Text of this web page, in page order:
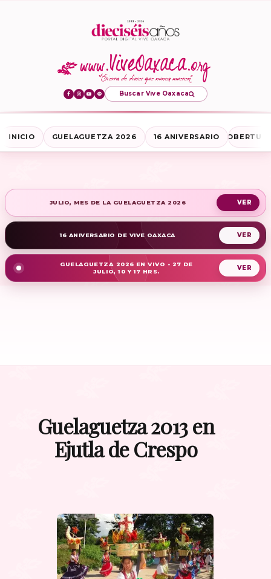
Buscar Vive Oaxaca
INICIO GUELAGUETZA 2026 16 ANIVERSARIO
JULIO, MES DE LA GUELAGUETZA 2026
16 ANIVERSARIO DE VIVE OAXACA
GUELAGUETZA 2026 EN VIVO - 27 DE
JULIO, 10 Y 17 HRS.
Guelaguetza 2013 en
Ejutla de Crespo